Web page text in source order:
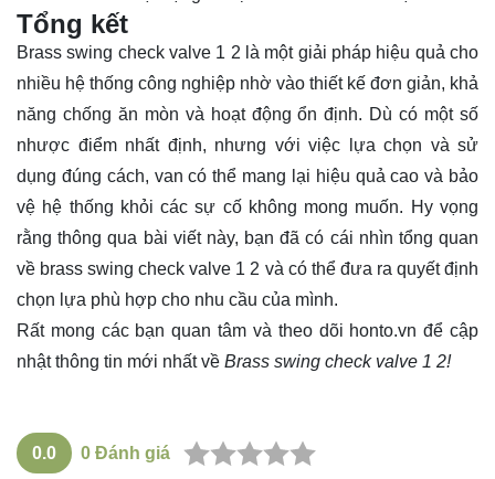
Tổng kết
Brass swing check valve 1 2 là một giải pháp hiệu quả cho
nhiều hệ thống công nghiệp nhờ vào thiết kế đơn giản, khả
năng chống ăn mòn và hoạt động ổn định. Dù có một số
nhược điểm nhất định, nhưng với việc lựa chọn và sử
dụng đúng cách, van có thể mang lại hiệu quả cao và bảo
vệ hệ thống khỏi các sự cố không mong muốn. Hy vọng
rằng thông qua bài viết này, bạn đã có cái nhìn tổng quan
về brass swing check valve 1 2 và có thể đưa ra quyết định
chọn lựa phù hợp cho nhu cầu của mình.
Rất mong các bạn quan tâm và theo dõi honto.vn để cập
nhật thông tin mới nhất về Brass swing check valve 1 2!
0.0 0 Đánh giá